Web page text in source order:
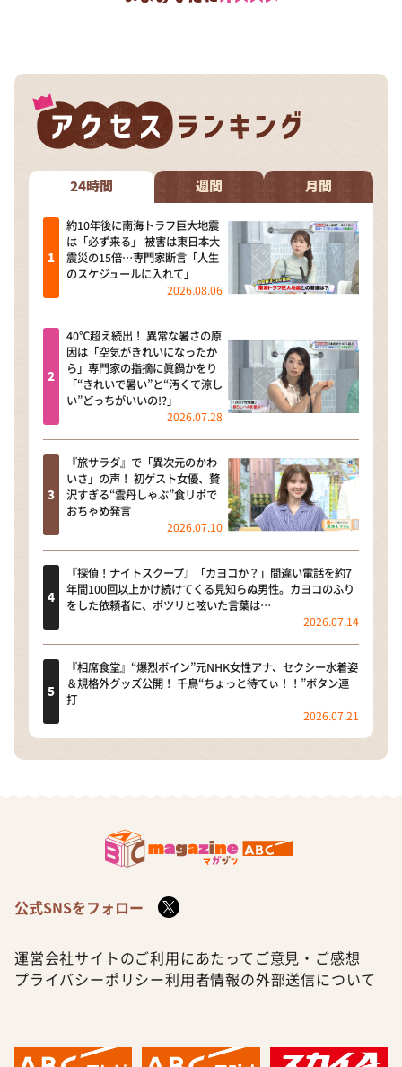
24時間 週間 月間
約10年後に南海トラフ巨大地震
は「必ず来る」 被害は東日本大
震災の15倍…専門家断言「人生
のスケジュールに入れて」
2026.08.06
40℃超え続出！ 異常な暑さの原
因は「空気がきれいになったか
ら」専門家の指摘に眞鍋かをり
「“きれいで暑い”と“汚くて涼し
い”どっちがいいの!?」
2026.07.28
『旅サラダ』で「異次元のかわ
いさ」の声！ 初ゲスト女優、贅
沢すぎる“雲丹しゃぶ”食リポで
おちゃめ発言
2026.07.10
『探偵！ナイトスクープ』「カヨコか？」間違い電話を約7
年間100回以上かけ続けてくる見知らぬ男性。カヨコのふり
をした依頼者に、ポツリと呟いた言葉は…
2026.07.14
『相席食堂』“爆烈ボイン”元NHK女性アナ、セクシー水着姿
＆規格外グッズ公開！ 千鳥“ちょっと待てぃ！！”ボタン連
打
2026.07.21
公式SNSをフォロー
運営会社サイトのご利用にあたって ご意見・ご感想
プライバシーポリシー利用者情報の外部送信について